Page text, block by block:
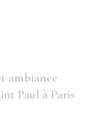
ambiance
Paul à Paris